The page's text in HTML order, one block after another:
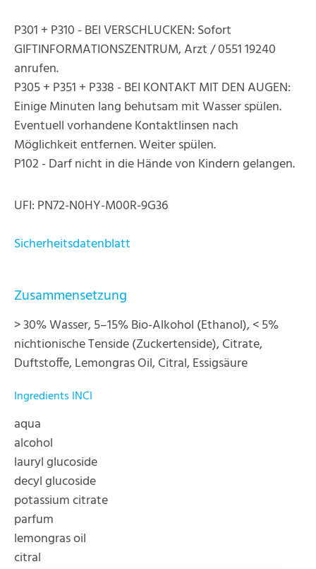
P301 + P310 - BEI VERSCHLUCKEN: Sofort
GIFTINFORMATIONSZENTRUM, Arzt / 0551 19240
anrufen.
P305 + P351 + P338 - BEI KONTAKT MIT DEN AUGEN:
Einige Minuten lang behutsam mit Wasser spülen.
Eventuell vorhandene Kontaktlinsen nach
Möglichkeit entfernen. Weiter spülen.
P102 - Darf nicht in die Hände von Kindern gelangen.
UFI: PN72-N0HY-M00R-9G36
Sicherheitsdatenblatt
Zusammensetzung
> 30% Wasser, 5–15% Bio-Alkohol (Ethanol), < 5%
nichtionische Tenside (Zuckertenside), Citrate,
Duftstoffe, Lemongras Oil, Citral, Essigsäure
Ingredients INCI
aqua
alcohol
lauryl glucoside
decyl glucoside
potassium citrate
parfum
lemongras oil
citral